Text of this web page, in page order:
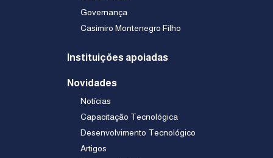
Governança
Casimiro Montenegro Filho
Instituições apoiadas
Novidades
Notícias
Capacitação Tecnológica
Desenvolvimento Tecnológico
Artigos